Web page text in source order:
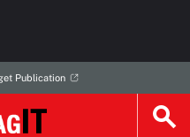
Publication